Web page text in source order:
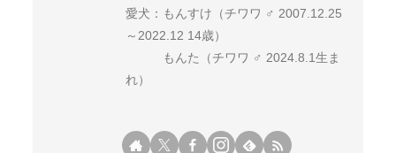
愛犬：もんすけ（チワワ ♂ 2007.12.25
～2022.12 14歳）
もんた（チワワ ♂ 2024.8.1生ま
れ）